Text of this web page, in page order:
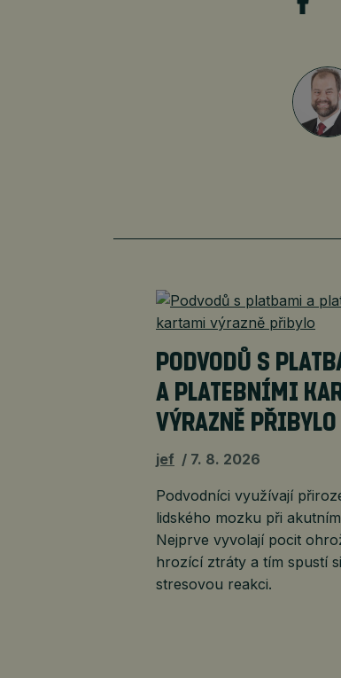
PODVODŮ S
A PLATEBNÍMI
VÝRAZNĚ PŘIBYLO
jef 7. 8. 2026
Podvodníci využívají
lidského mozku při
Nejprve vyvolají pocit
hrozící ztráty a tím spustí
stresovou reakci.